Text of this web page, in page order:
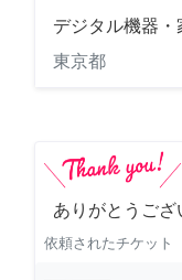
デジタル機器・
東京都
ありがとうござ
依頼されたチケット